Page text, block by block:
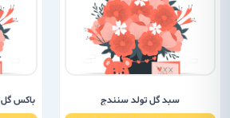
سبد گل تولد سنندج باکس گل